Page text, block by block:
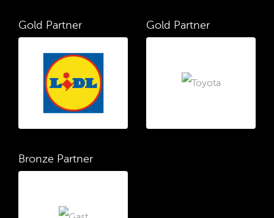
Gold Partner Gold Partner
Bronze Partner